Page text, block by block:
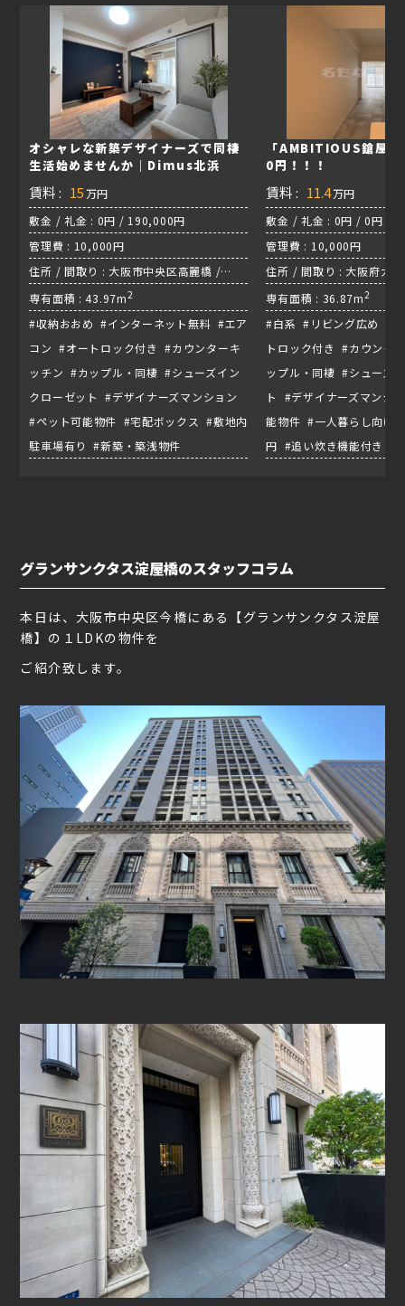
オシャレな新築デザイナーズで同棲
生活始めませんか｜Dimus北浜
賃料 : 15 万円
敷金 / 礼金 : 0円 / 190,000円
管理費 : 10,000円
住所 / 間取り : 大阪市中央区高麗橋 /
1LDK / 堺筋線『北浜駅』
専有面積 : 43.97m2
#収納おおめ #インターネット無料 #エア
コン #オートロック付き #カウンターキ
ッチン #カップル・同棲 #シューズイン
クローゼット #デザイナーズマンション
#ペット可能物件 #宅配ボックス #敷地内
駐車場有り #新築・築浅物件
「AMBITIOUS鎗屋町
0円！！！
賃料 : 11.4万円
敷金 / 礼金 : 0円 / 0円
管理費 : 10,000円
住所 / 間取り : 大阪府大
1LDK
専有面積 : 36.87m2
#白系 #リビング広め #
トロック付き #カウンタ
ップル・同棲 #シューズ
ト #デザイナーズマンシ
能物件 #一人暮らし向け
円 #追い炊き機能付き
グランサンクタス淀屋橋のスタッフコラム
本日は、大阪市中央区今橋にある【グランサンクタス淀屋
橋】の１LDKの物件を
ご紹介致します。